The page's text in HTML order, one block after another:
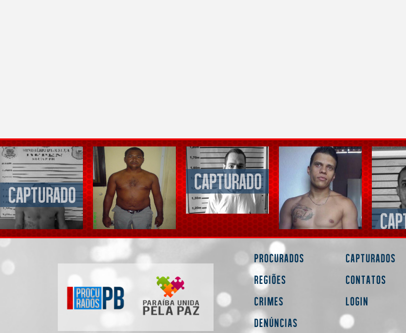
Procurados
Regiões
Crimes
Denúncias
Capturados
Contatos
Login